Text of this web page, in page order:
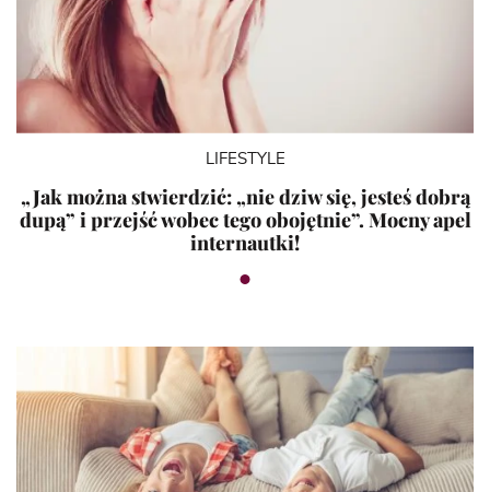
LIFESTYLE
„Jak można stwierdzić: „nie dziw się, jesteś dobrą
dupą” i przejść wobec tego obojętnie”. Mocny apel
internautki!